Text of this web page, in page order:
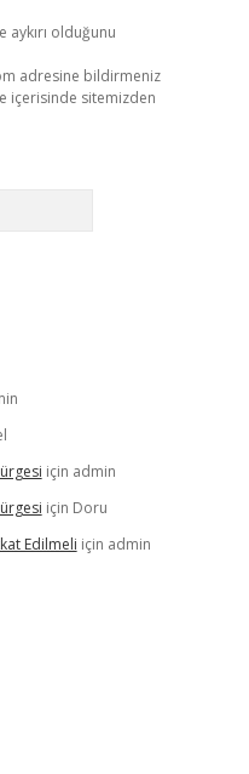
aykırı olduğunu
adresine bildirmeniz
içerisinde sitemizden
için admin
için Doru
Edilmeli için admin